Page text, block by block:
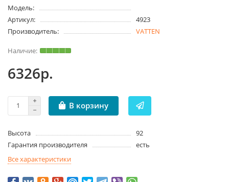
Модель:
Артикул:
4923
Производитель:
VATTEN
6326р.
В корзину
Высота
92
Гарантия производителя
есть
Все характеристики